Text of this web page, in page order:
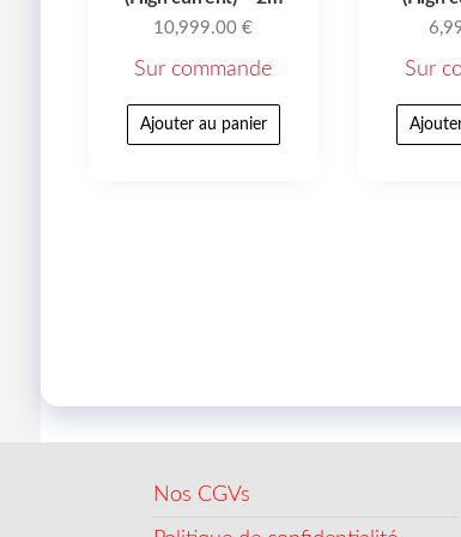
10,999.00€
Sur commande
Ajouter au panier
Sur
Nos CGVs